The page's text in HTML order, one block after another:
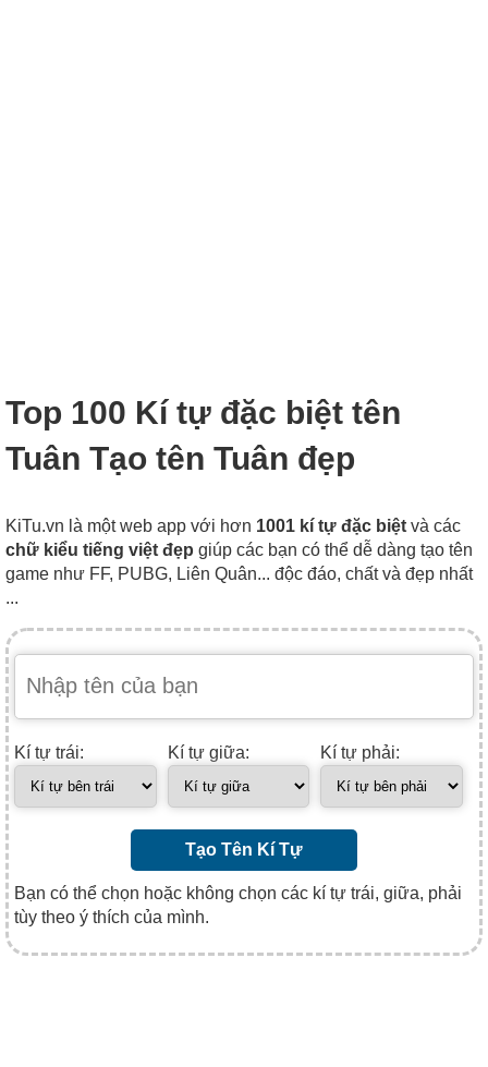
Top 100 Kí tự đặc biệt tên
Tuân Tạo tên Tuân đẹp
KiTu.vn là một web app với hơn 1001 kí tự đặc biệt và các
chữ kiểu tiếng việt đẹp giúp các bạn có thể dễ dàng tạo tên
game như FF, PUBG, Liên Quân... độc đáo, chất và đẹp nhất
...
Kí tự trái: Kí tự giữa: Kí tự phải:
Tạo Tên Kí Tự
Bạn có thể chọn hoặc không chọn các kí tự trái, giữa, phải
tùy theo ý thích của mình.